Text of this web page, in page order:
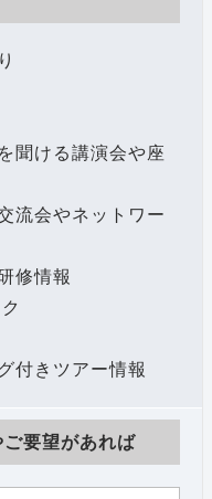
聞ける講演会や座
流会やネットワー
修情報
付きツアー情報
要望があれば